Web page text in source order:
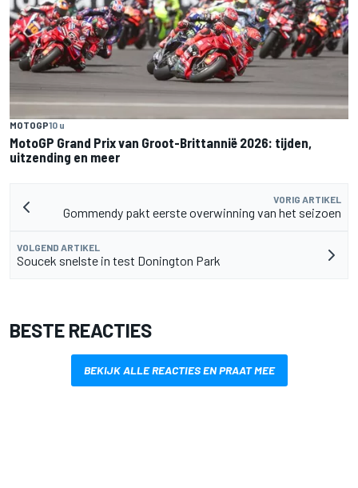
MOTOGP10 u
MotoGP Grand Prix van Groot-Brittannië 2026: tijden,
uitzending en meer
VORIG ARTIKEL
Gommendy pakt eerste overwinning van het seizoen
VOLGEND ARTIKEL
Soucek snelste in test Donington Park
BESTE REACTIES
BEKIJK ALLE REACTIES EN PRAAT MEE